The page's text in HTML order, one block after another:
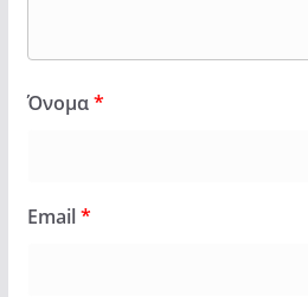
Όνομα*
Email*